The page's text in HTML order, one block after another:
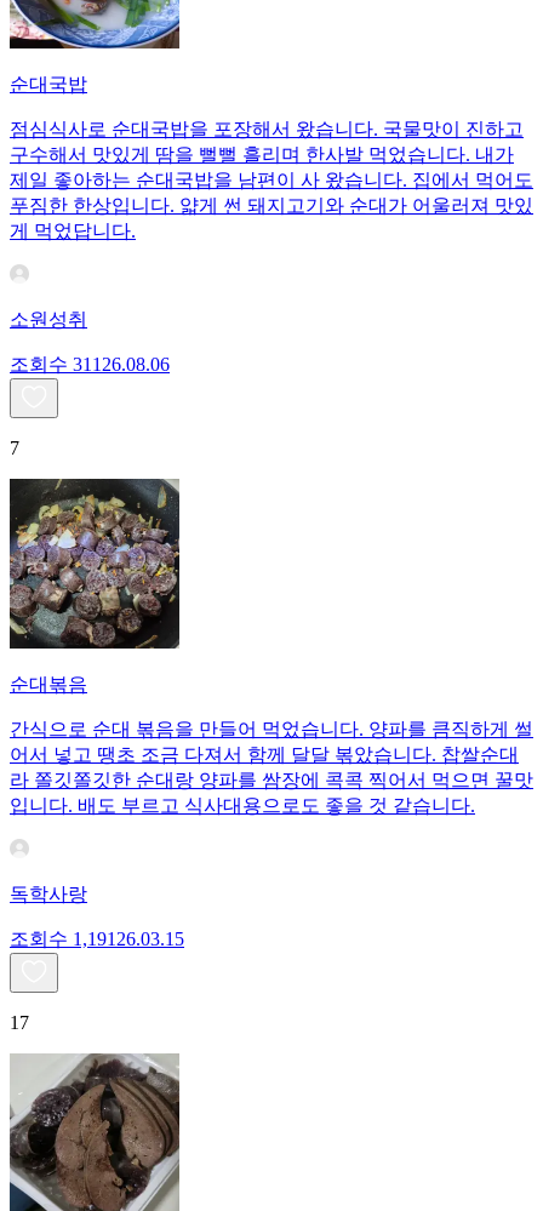
순대국밥
점심식사로 순대국밥을 포장해서 왔습니다. 국물맛이 진하고
구수해서 맛있게 땀을 뻘뻘 흘리며 한사발 먹었습니다. 내가
제일 좋아하는 순대국밥을 남편이 사 왔습니다. 집에서 먹어도
푸짐한 한상입니다. 얇게 썬 돼지고기와 순대가 어울러져 맛있
게 먹었답니다.
소원성취
조회수 311 26.08.06
7
순대볶음
간식으로 순대 볶음을 만들어 먹었습니다. 양파를 큼직하게 썰
어서 넣고 땡초 조금 다져서 함께 달달 볶았습니다. 찹쌀순대
라 쫄깃쫄깃한 순대랑 양파를 쌈장에 콕콕 찍어서 먹으면 꿀맛
입니다. 배도 부르고 식사대용으로도 좋을 것 같습니다.
독학사랑
조회수 1,191 26.03.15
17